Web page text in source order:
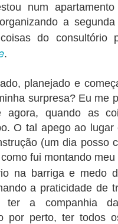
num
a
do consultório
.
planejado e
surpresa? Eu me
agora, quando as
O tal apego ao
(um dia posso
fui montando
na barriga e medo
a praticidade de
ter a companhia
por perto, ter todos